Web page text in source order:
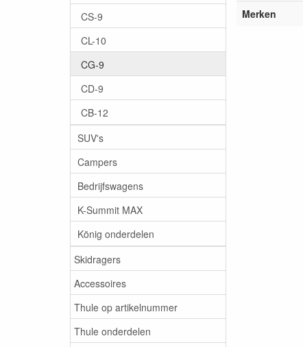
CS-9
CL-10
CG-9
CD-9
CB-12
SUV's
Campers
Bedrijfswagens
K-Summit MAX
König onderdelen
Skidragers
Accessoires
Thule op artikelnummer
Thule onderdelen
Merken